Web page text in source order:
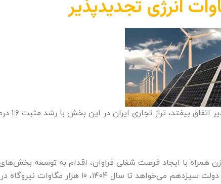
با ایجاد فرصت شغلی فراوان، اقدام به توسعه